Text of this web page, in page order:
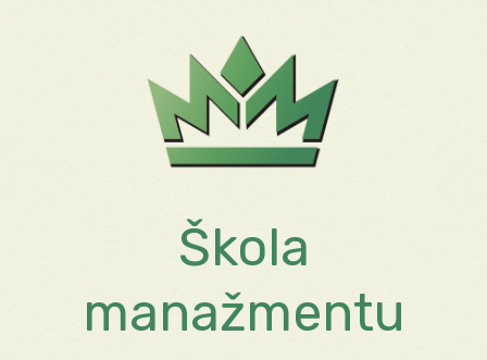
Škola
manažmentu